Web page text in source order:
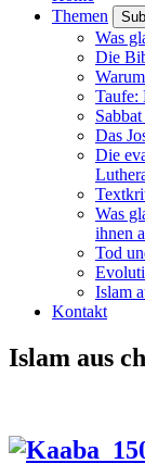
Themen
Was
Die
Taufe:
Das
Die
Was
ihnen
Tod
Islam
Kontakt
Islam aus